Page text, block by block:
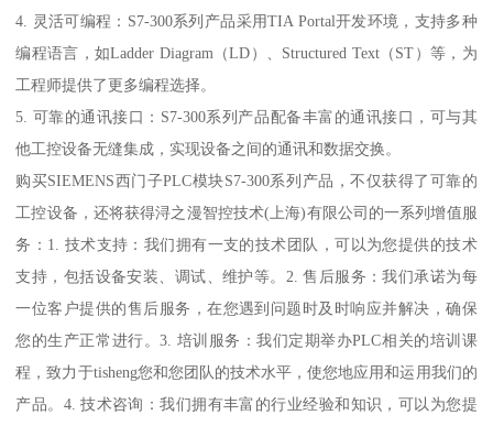
4. 灵活可编程：S7-300系列产品采用TIA Portal开发环境，支持多种
编程语言，如Ladder Diagram（LD）、Structured Text（ST）等，为
工程师提供了更多编程选择。
5. 可靠的通讯接口：S7-300系列产品配备丰富的通讯接口，可与其
他工控设备无缝集成，实现设备之间的通讯和数据交换。
购买SIEMENS西门子PLC模块S7-300系列产品，不仅获得了可靠的
工控设备，还将获得浔之漫智控技术(上海)有限公司的一系列增值服
务：1. 技术支持：我们拥有一支的技术团队，可以为您提供的技术
支持，包括设备安装、调试、维护等。2. 售后服务：我们承诺为每
一位客户提供的售后服务，在您遇到问题时及时响应并解决，确保
您的生产正常进行。3. 培训服务：我们定期举办PLC相关的培训课
程，致力于tisheng您和您团队的技术水平，使您地应用和运用我们的
产品。4. 技术咨询：我们拥有丰富的行业经验和知识，可以为您提